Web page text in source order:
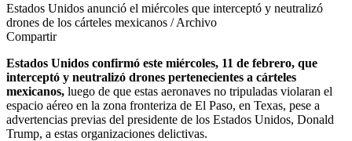
Estados Unidos anunció el miércoles que interceptó y neutralizó
drones de los cárteles mexicanos / Archivo
Compartir
Estados Unidos confirmó este miércoles, 11 de febrero, que
interceptó y neutralizó drones pertenecientes a cárteles
mexicanos, luego de que estas aeronaves no tripuladas violaran el
espacio aéreo en la zona fronteriza de El Paso, en Texas, pese a
advertencias previas del presidente de los Estados Unidos, Donald
Trump, a estas organizaciones delictivas.